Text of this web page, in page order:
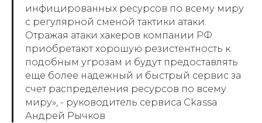
инфицированных ресурсов по всему миру
с регулярной сменой тактики атаки.
Отражая атаки хакеров компании РФ
приобретают хорошую резистентность к
подобным угрозам и будут предоставлять
еще более надежный и быстрый сервис за
счет распределения ресурсов по всему
миру», - руководитель сервиса Сkassa
Андрей Рычков